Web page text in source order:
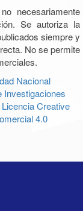
necesariamente
Se autoriza la
siempre y
No se permite
Nacional
Investigaciones
Licencia Creative
4.0